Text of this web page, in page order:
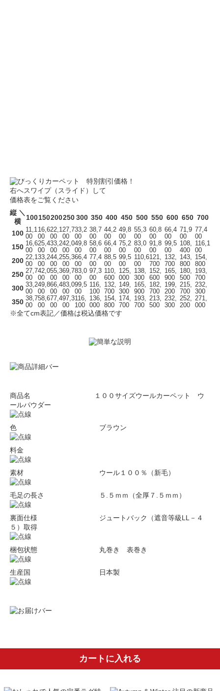
右へスワイプ（スライド）して
価格表をご覧ください
縦 ＼
横
100150200250 300 350 400 450 500 550 600 650 700
100 11,1
00
16,6
00
22,1
00
27,7
00
33,2
00
38,7
00
44,2
00
49,8
00
55,3
00
60,8
00
66,4
00
71,9
00
77,4
00
150 16,6
00
25,4
00
33,2
00
42,0
00
49,8
00
58,6
00
66,4
00
75,2
00
83,0
00
91,8
00
99,5
00
108,
400
116,1
00
200 22,1
00
33,2
00
44,2
00
55,3
00
66,4
00
77,4
00
88,5
00
99,5
00
110,6
00
121,
700
132,
700
143,
800
154,
800
250 27,7
00
42,0
00
55,3
00
69,7
00
83,0
00
97,3
00
110,
600
125,
000
138,
300
152,
600
165,
900
180,
500
193,
700
300 33,2
00
49,8
00
66,4
00
83,0
00
99,5
00
116,
100
132,
700
149,
300
165,
900
182,
700
199,
200
215,
700
232,
300
350 38,7
00
58,6
00
77,4
00
97,3
00
116,
100
136,
000
154,
800
174,
700
193,
700
213,
500
232,
300
252,
200
271,
000
※全てcm表記／価格は税込価格です
商品名 １００サイズウールカーペット ウ
ールパウダー
色 ブラウン
料金
素材 ウール１００％（新毛）
毛足の長さ ５.５ｍｍ（全厚７.５ｍｍ）
裏面仕様 ジュートバック（遮音等級LL－４
５）取得
梱包状態 丸巻き 表巻き
生産国 日本製
カートに入れる